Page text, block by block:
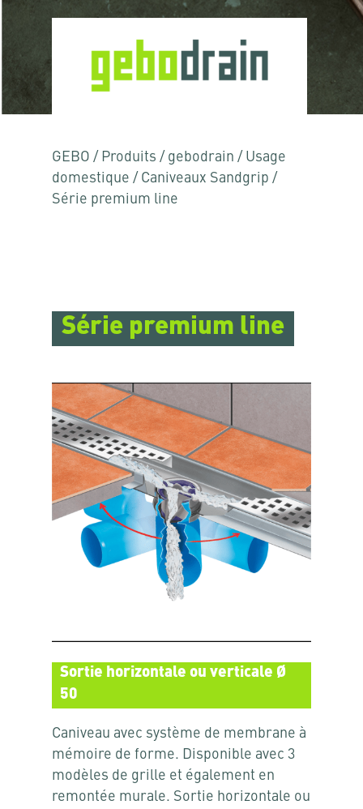
GEBO / Produits / gebodrain / Usage
domestique / Caniveaux Sandgrip /
Série premium line
Série premium line
Sortie horizontale ou verticale Ø
50
Caniveau avec système de membrane à
mémoire de forme. Disponible avec 3
modèles de grille et également en
remontée murale. Sortie horizontale ou